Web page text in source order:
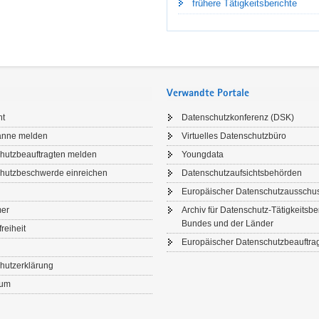
PER E-MAIL
Sie auf dem Laufenden!
Newsletter der Sächsischen Datenschutz- und
Praxiswissen – kostenlos und direkt in Ihr E-Mail-Postfach.
frühere Tätigkeitsberichte
melden
melden
einreichen
Verwandte Portale
Datenschutzkonferenz (DSK)
Virtuelles Datenschutzbüro
Youngdata
Datenschutzaufsichtsbehörden
Europäischer
Archiv für Datenschutz-
Bundes und der Länder
Europäischer